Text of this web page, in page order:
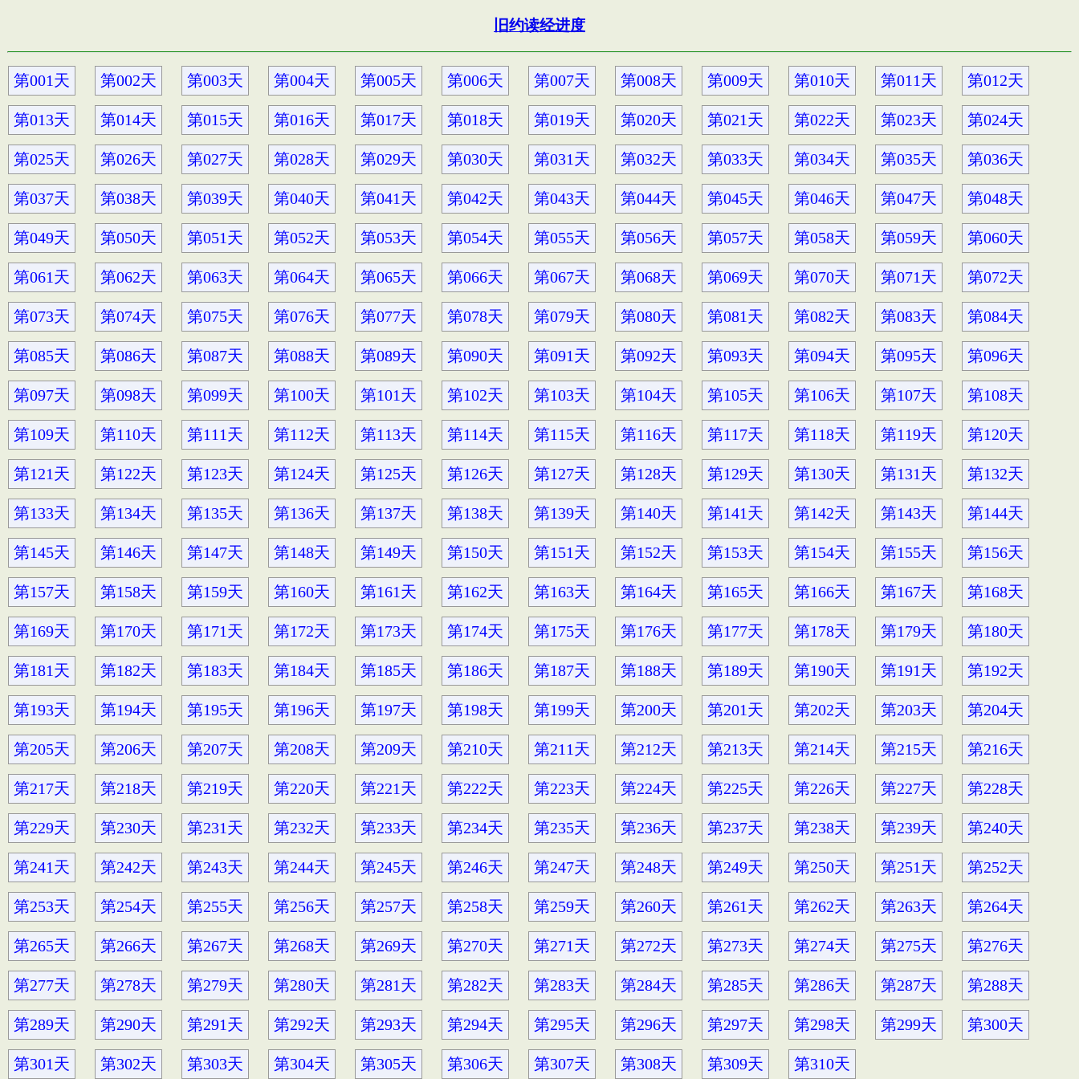
旧约读经进度
第001天 第002天 第003天 第004天 第005天 第006天 第007天 第008天 第009天 第010天 第011天 第012天
第013天 第014天 第015天 第016天 第017天 第018天 第019天 第020天 第021天 第022天 第023天 第024天
第025天 第026天 第027天 第028天 第029天 第030天 第031天 第032天 第033天 第034天 第035天 第036天
第037天 第038天 第039天 第040天 第041天 第042天 第043天 第044天 第045天 第046天 第047天 第048天
第049天 第050天 第051天 第052天 第053天 第054天 第055天 第056天 第057天 第058天 第059天 第060天
第061天 第062天 第063天 第064天 第065天 第066天 第067天 第068天 第069天 第070天 第071天 第072天
第073天 第074天 第075天 第076天 第077天 第078天 第079天 第080天 第081天 第082天 第083天 第084天
第085天 第086天 第087天 第088天 第089天 第090天 第091天 第092天 第093天 第094天 第095天 第096天
第097天 第098天 第099天 第100天 第101天 第102天 第103天 第104天 第105天 第106天 第107天 第108天
第109天 第110天 第111天 第112天 第113天 第114天 第115天 第116天 第117天 第118天 第119天 第120天
第121天 第122天 第123天 第124天 第125天 第126天 第127天 第128天 第129天 第130天 第131天 第132天
第133天 第134天 第135天 第136天 第137天 第138天 第139天 第140天 第141天 第142天 第143天 第144天
第145天 第146天 第147天 第148天 第149天 第150天 第151天 第152天 第153天 第154天 第155天 第156天
第157天 第158天 第159天 第160天 第161天 第162天 第163天 第164天 第165天 第166天 第167天 第168天
第169天 第170天 第171天 第172天 第173天 第174天 第175天 第176天 第177天 第178天 第179天 第180天
第181天 第182天 第183天 第184天 第185天 第186天 第187天 第188天 第189天 第190天 第191天 第192天
第193天 第194天 第195天 第196天 第197天 第198天 第199天 第200天 第201天 第202天 第203天 第204天
第205天 第206天 第207天 第208天 第209天 第210天 第211天 第212天 第213天 第214天 第215天 第216天
第217天 第218天 第219天 第220天 第221天 第222天 第223天 第224天 第225天 第226天 第227天 第228天
第229天 第230天 第231天 第232天 第233天 第234天 第235天 第236天 第237天 第238天 第239天 第240天
第241天 第242天 第243天 第244天 第245天 第246天 第247天 第248天 第249天 第250天 第251天 第252天
第253天 第254天 第255天 第256天 第257天 第258天 第259天 第260天 第261天 第262天 第263天 第264天
第265天 第266天 第267天 第268天 第269天 第270天 第271天 第272天 第273天 第274天 第275天 第276天
第277天 第278天 第279天 第280天 第281天 第282天 第283天 第284天 第285天 第286天 第287天 第288天
第289天 第290天 第291天 第292天 第293天 第294天 第295天 第296天 第297天 第298天 第299天 第300天
第301天 第302天 第303天 第304天 第305天 第306天 第307天 第308天 第309天 第310天